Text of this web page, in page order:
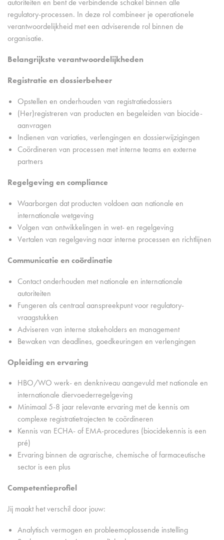
autoriteiten en bent de verbindende schakel binnen alle
regulatory-processen. In deze rol combineer je operationele
verantwoordelijkheid met een adviserende rol binnen de
organisatie.
Belangrijkste verantwoordelijkheden
Registratie en dossierbeheer
Opstellen en onderhouden van registratiedossiers
(Her)registreren van producten en begeleiden van biocide-
aanvragen
Indienen van variaties, verlengingen en dossierwijzigingen
Coördineren van processen met interne teams en externe
partners
Regelgeving en compliance
Waarborgen dat producten voldoen aan nationale en
internationale wetgeving
Volgen van ontwikkelingen in wet- en regelgeving
Vertalen van regelgeving naar interne processen en richtlijnen
Communicatie en coördinatie
Contact onderhouden met nationale en internationale
autoriteiten
Fungeren als centraal aanspreekpunt voor regulatory-
vraagstukken
Adviseren van interne stakeholders en management
Bewaken van deadlines, goedkeuringen en verlengingen
Opleiding en ervaring
HBO/WO werk- en denkniveau aangevuld met nationale en
internationale diervoederregelgeving
Minimaal 5-8 jaar relevante ervaring met de kennis om
complexe registratietrajecten te coördineren
Kennis van ECHA- of EMA-procedures (biocidekennis is een
pré)
Ervaring binnen de agrarische, chemische of farmaceutische
sector is een plus
Competentieprofiel
Jij maakt het verschil door jouw:
Analytisch vermogen en probleemoplossende instelling